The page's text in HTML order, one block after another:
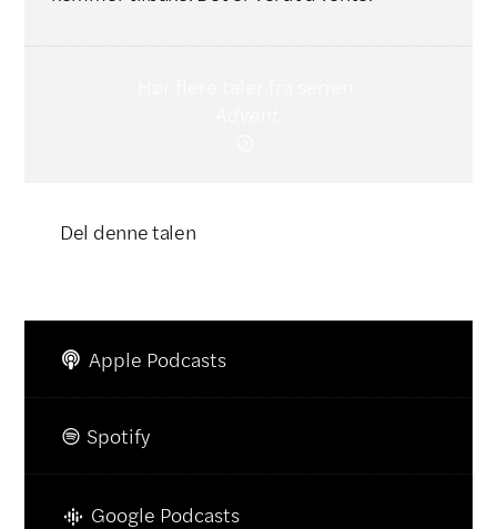
Del denne talen
 Apple Podcasts
 Spotify
Google Podcasts